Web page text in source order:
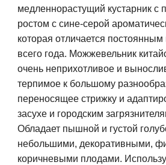
медленнорастущий кустарник
ростом с сине-серой
которая отличается
всего года. Можжевельник
очень неприхотливое и
терпимое к большому
переносящее стрижку и
засухе и городским
Обладает пышной и густой
небольшими, декоративными,
коричневыми плодами.